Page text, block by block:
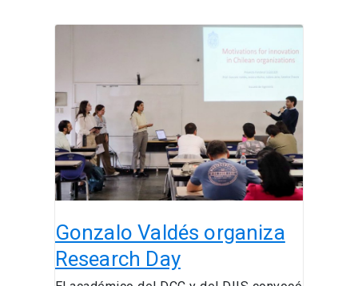
Gonzalo Valdés organiza
Research Day
Research
Day